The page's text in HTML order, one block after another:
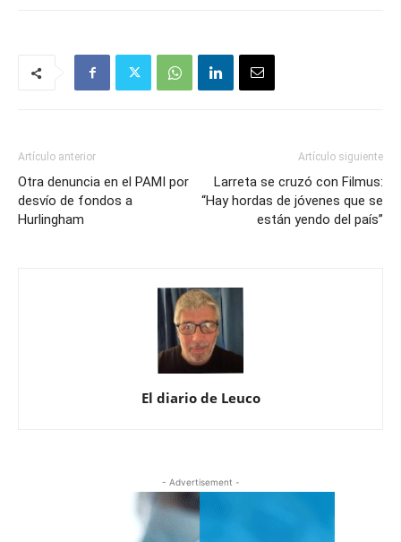
Artículo anterior
Otra denuncia en el PAMI por
desvío de fondos a
Hurlingham
Artículo siguiente
Larreta se cruzó con Filmus:
“Hay hordas de jóvenes que se
están yendo del país”
El diario de Leuco
- Advertisement -